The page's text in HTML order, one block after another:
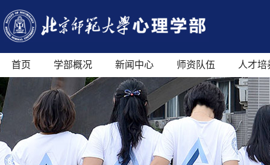
首页 学部概况 新闻中心 师资队伍 人才培